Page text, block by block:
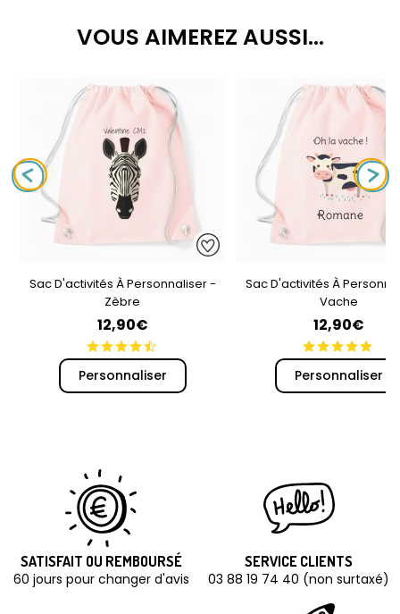
VOUS AIMEREZ AUSSI...
Sac D'activités À Personnaliser -
Zèbre
12,90€
Personnaliser
Sac D'activités À
Vache
12,90€
Personnaliser
SATISFAIT OU REMBOURSÉ
60 jours pour changer d'avis
SERVICE CLIENTS
03 88 19 74 40 (non surtaxé)